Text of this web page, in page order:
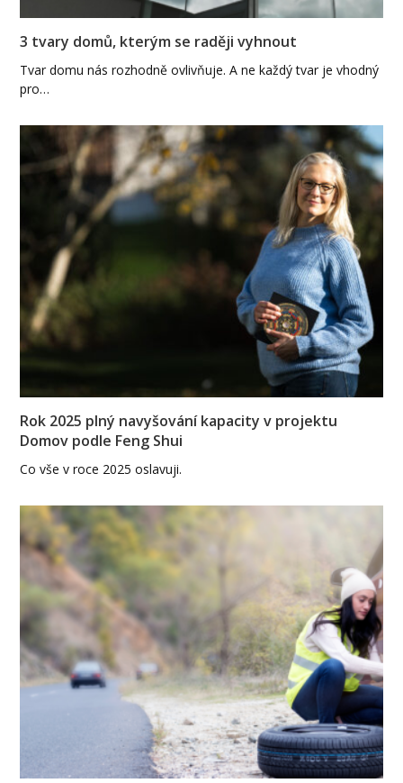
3 tvary domů, kterým se raději vyhnout
Tvar domu nás rozhodně ovlivňuje. A ne každý tvar je vhodný
pro…
Rok 2025 plný navyšování kapacity v projektu
Domov podle Feng Shui
Co vše v roce 2025 oslavuji.